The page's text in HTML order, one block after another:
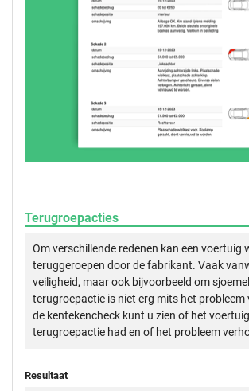
Terugroepacties
Om verschillende redenen kan een voertuig
teruggeroepen door de fabrikant. Vaak
veiligheid, maar ook bijvoorbeeld om
terugroepactie is niet erg mits het probleem
de kentekencheck kunt u zien of het
terugroepactie had en of het probleem
Resultaat